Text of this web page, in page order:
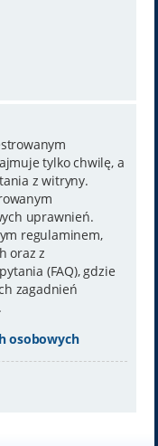
tylko chwilę, a
z witryny.
uprawnień.
regulaminem,
oraz z
(FAQ), gdzie
zagadnień
osobowych